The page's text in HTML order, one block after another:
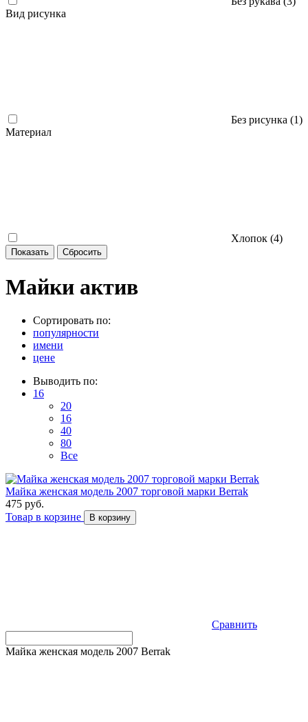
Вид рисунка
Без рисунка (1)
Материал
Хлопок (4)
Майки актив
Сортировать по:
популярности
имени
цене
Выводить по:
16
20
16
40
80
Все
Майка женская модель 2007 торговой марки Berrak
475 руб.
Товар в корзине
В корзину
Сравнить
Майка женская модель 2007 Berrak